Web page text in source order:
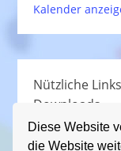
Diese Website
die Website
n
h
o
n
o
r
h
o
b
Kalender
Nützliche Links
Downloads
Schullied